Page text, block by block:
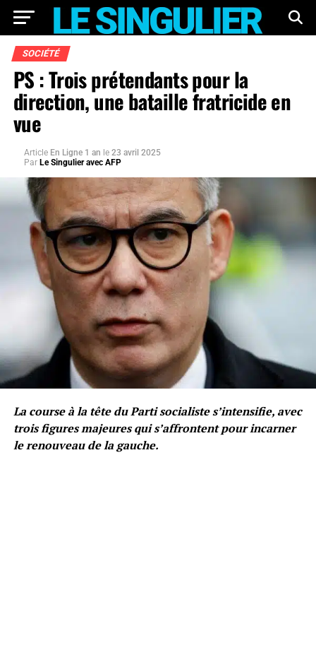
SOCIÉTÉ
PS : Trois prétendants pour la
direction, une bataille fratricide en
vue
Article En Ligne 1 an le 23 avril 2025
Par Le Singulier avec AFP
La course à la tête du Parti socialiste s’intensifie, avec
trois figures majeures qui s’affrontent pour incarner
le renouveau de la gauche.